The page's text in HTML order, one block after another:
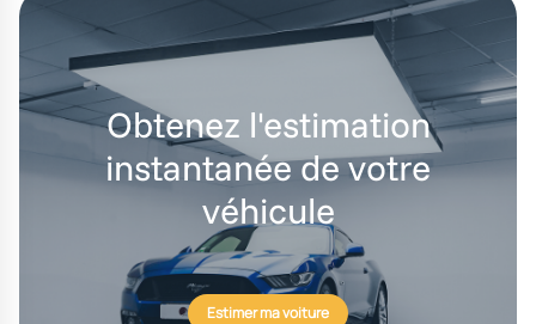
Obtenez l'estimation
instantanée de votre
véhicule
Estimer ma voiture